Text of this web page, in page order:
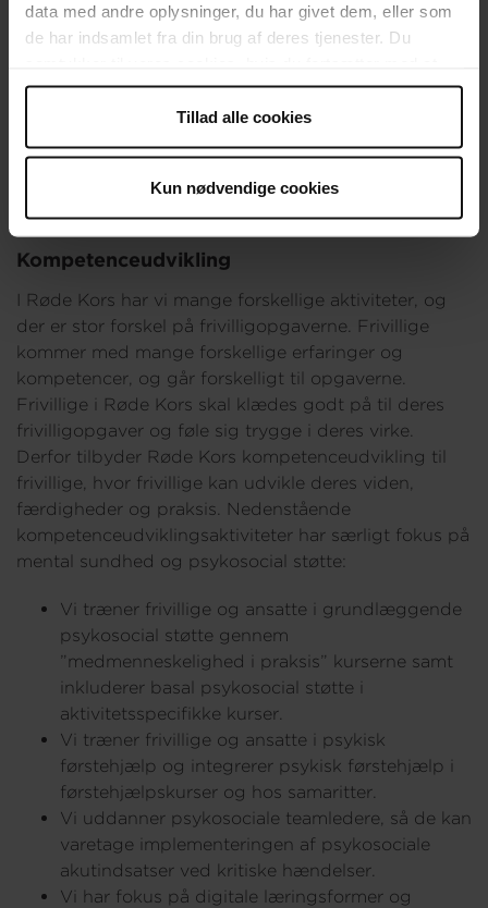
data med andre oplysninger, du har givet dem, eller som
de har indsamlet fra din brug af deres tjenester. Du
anvende vores hjemmeside.
Tillad alle cookies
Kun nødvendige cookies
Trivsel og kompetenceudvikling for
frivillige
Kompetenceudvikling
I Røde Kors har vi mange forskellige aktiviteter, og
der er stor forskel på frivilligopgaverne. Frivillige
kommer med mange forskellige erfaringer og
kompetencer, og går forskelligt til opgaverne.
Frivillige i Røde Kors skal klædes godt på til deres
frivilligopgaver og føle sig trygge i deres virke.
Derfor tilbyder Røde Kors kompetenceudvikling til
frivillige, hvor frivillige kan udvikle deres viden,
færdigheder og praksis. Nedenstående
kompetenceudviklingsaktiviteter har særligt fokus på
mental sundhed og psykosocial støtte:
Vi træner frivillige og ansatte i grundlæggende
psykosocial støtte gennem
”medmenneskelighed i praksis” kurserne samt
inkluderer basal psykosocial støtte i
aktivitetsspecifikke kurser.
Vi træner frivillige og ansatte i psykisk
førstehjælp og integrerer psykisk førstehjælp i
førstehjælpskurser og hos samaritter.
Vi uddanner psykosociale teamledere, så de kan
varetage implementeringen af psykosociale
akutindsatser ved kritiske hændelser.
Vi har fokus på digitale læringsformer og